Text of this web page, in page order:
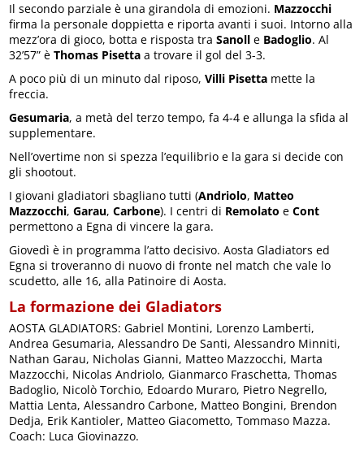
Il secondo parziale è una girandola di emozioni. Mazzocchi
firma la personale doppietta e riporta avanti i suoi. Intorno alla
mezz’ora di gioco, botta e risposta traSanoll e Badoglio. Al
32’57” èThomas Pisetta a trovare il gol del 3-3.
A poco più di un minuto dal riposo,Villi Pisetta mette la
freccia.
Gesumaria, a metà del terzo tempo, fa 4-4 e allunga la sfida al
supplementare.
Nell’overtime non si spezza l’equilibrio e la gara si decide con
gli shootout.
I giovani gladiatori sbagliano tutti (Andriolo, Matteo
Mazzocchi,Garau,Carbone). I centri di Remolato eCont
permettono a Egna di vincere la gara.
Giovedì è in programma l’atto decisivo. Aosta Gladiators ed
Egna si troveranno di nuovo di fronte nel match che vale lo
scudetto, alle 16, alla Patinoire di Aosta.
La formazione dei Gladiators
AOSTA GLADIATORS: Gabriel Montini, Lorenzo Lamberti,
Andrea Gesumaria, Alessandro De Santi, Alessandro Minniti,
Nathan Garau, Nicholas Gianni, Matteo Mazzocchi, Marta
Mazzocchi, Nicolas Andriolo, Gianmarco Fraschetta, Thomas
Badoglio, Nicolò Torchio, Edoardo Muraro, Pietro Negrello,
Mattia Lenta, Alessandro Carbone, Matteo Bongini, Brendon
Dedja, Erik Kantioler, Matteo Giacometto, Tommaso Mazza.
Coach: Luca Giovinazzo.